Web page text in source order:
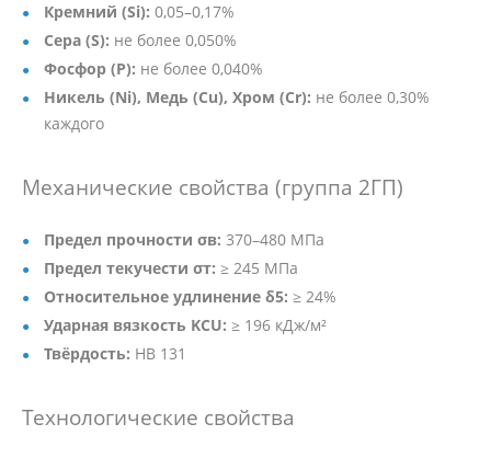
Кремний (Si): 0,05–0,17%
Сера (S): не более 0,050%
Фосфор (P): не более 0,040%
Никель (Ni), Медь (Cu), Хром (Cr): не более 0,30%
каждого
Механические свойства (группа 2ГП)
Предел прочности σв: 370–480 МПа
Предел текучести σт: ≥ 245 МПа
Относительное удлинение δ5: ≥ 24%
Ударная вязкость KCU: ≥ 196 кДж/м²
Твёрдость: HB 131
Технологические свойства